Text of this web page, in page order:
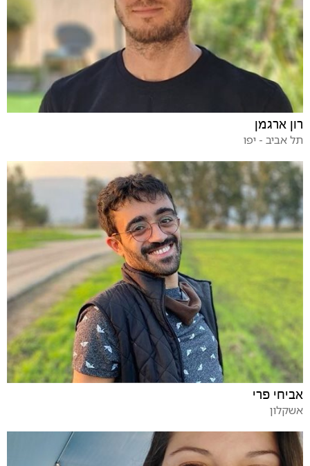
רון ארגמן
תל אביב - יפו
אביחי פרי
אשקלון